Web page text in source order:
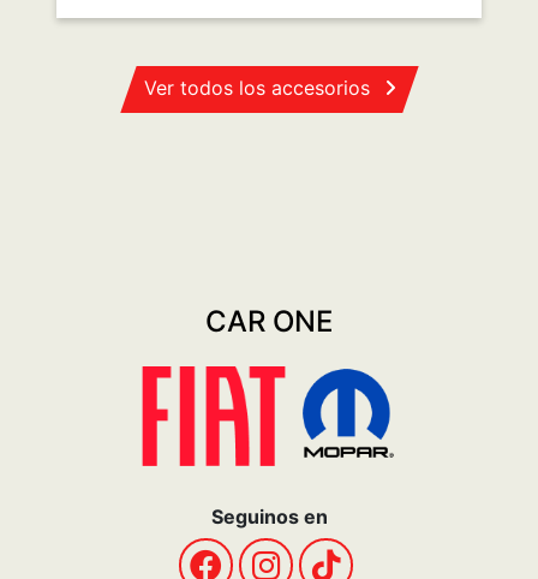
Ver todos los accesorios
CAR ONE
Seguinos en